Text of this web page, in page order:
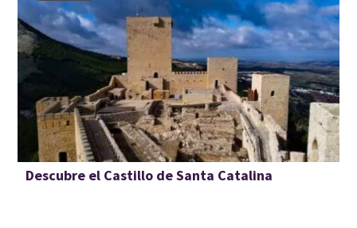
Descubre el Castillo de Santa Catalina